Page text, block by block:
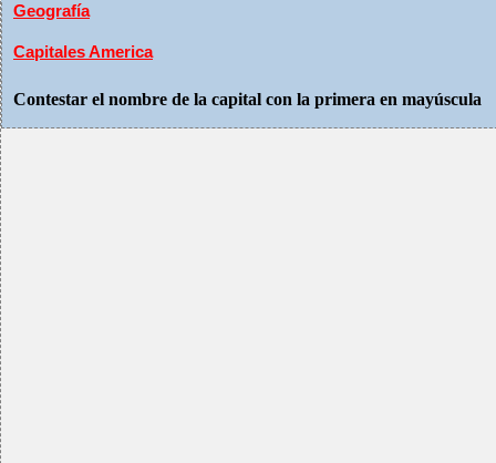
Geografía
Capitales America
Contestar el nombre de la capital con la primera en mayúscula